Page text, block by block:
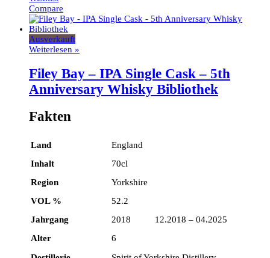
Compare
Ausverkauft
Weiterlesen »
Filey Bay – IPA Single Cask – 5th
Anniversary Whisky Bibliothek
Fakten
Land
England
Inhalt
70cl
Region
Yorkshire
VOL %
52.2
Jahrgang
2018 12.2018 – 04.2025
Alter
6